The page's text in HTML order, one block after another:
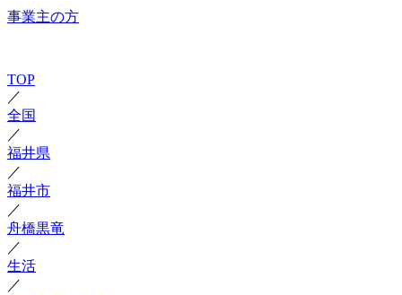
事業主の方
TOP
／
全国
／
福井県
／
福井市
／
舟橋黒竜
／
生活
／